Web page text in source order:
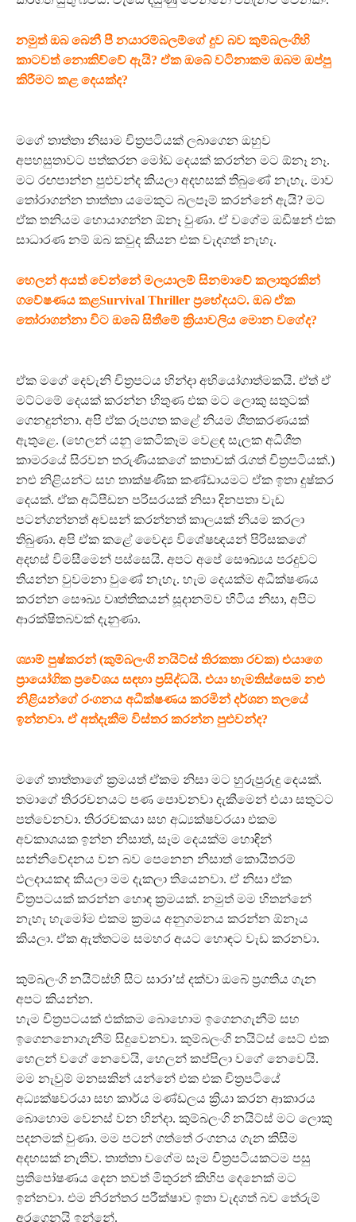
නමුත් ඔබ බෙනී පී නයාරම්බලම්ගේ දුව බව කුම්බලංගිහි
කාටවත් නොකිව්වේ ඇයි? ඒක ඔබේ වටිනාකම ඔබම ඔප්පු
කිරීමට කළ දෙයක්ද?
මගේ තාත්තා නිසාම චිත්‍රපටියක් ලබාගෙන ඔහුව
අපහසුතාවට පත්කරන මෝඩ දෙයක් කරන්න මට ඕනෑ නෑ.
මට රඟපාන්න පුළුවන්ද කියලා අදහසක් තිබුණේ නැහැ. මාව
තෝරාගන්න තාත්තා යමෙකුට බලපෑම් කරන්නේ ඇයි? මට
ඒක තනියම හොයාගන්න ඕනෑ වුණා. ඒ වගේම ඔඩිෂන් එක
සාධාරණ නම් ඔබ කවුද කියන එක වැදගත් නැහැ.
හෙලන් අයත් වෙන්නේ මලයාලම් සිනමාවේ කලාතුරකින්
ගවේෂණය කළSurvival Thriller ප්‍රභේදයට. ඔබ ඒක
තෝරාගන්නා විට ඔබේ සිතීමේ ක්‍රියාවලිය මොන වගේද?
ඒක මගේ දෙවැනි චිත්‍රපටය හින්දා අභියෝගාත්මකයි. ඒත් ඒ
මට්ටමේ දෙයක් කරන්න හිතුණ එක මට ලොකු සතුටක්
ගෙනදුන්නා. අපි ඒක රූපගත කළේ නියම ශීතකරණයක්
ඇතුළෙ. (හෙලන් යනු කෙටිකෑම වෙළඳ සැලක අධිශීත
කාමරයේ සිරවන තරුණියකගේ කතාවක් රැගත් චිත්‍රපටියක්.)
නළු නිළියන්ට සහ තාක්ෂණික කණ්ඩායමට ඒක ඉතා දුෂ්කර
දෙයක්. ඒක අධිපීඩන පරිසරයක් නිසා දිනපතා වැඩ
පටන්ගන්නත් අවසන් කරන්නත් කාලයක් නියම කරලා
තිබුණා. අපි ඒක කළේ වෛද්‍ය විශේෂඥයන් පිරිසකගේ
අදහස් විමසීමෙන් පස්සෙයි. අපට අපේ සෞඛ්‍යය පරදුවට
තියන්න වුවමනා වුණේ නැහැ. හැම දෙයක්ම අධීක්ෂණය
කරන්න සෞඛ්‍ය වෘත්තිකයන් සූදානම්ව හිටිය නිසා, අපිට
ආරක්ෂිතබවක් දැනුණා.
ශ්‍යාම් පුෂ්කරන් (කුම්බලංගි නයිට්ස් තිරකතා රචක) එයාගෙ
ප්‍රායෝගික ප්‍රවේශය සඳහා ප්‍රසිද්ධයි. එයා හැමතිස්සෙම නළු
නිළියන්ගේ රංගනය අධීක්ෂණය කරමින් දර්ශන තලයේ
ඉන්නවා. ඒ අත්දැකීම විස්තර කරන්න පුළුවන්ද?
මගේ තාත්තාගේ ක්‍රමයත් ඒකම නිසා මට හුරුපුරුදු දෙයක්.
තමාගේ තිරරචනයට පණ පොවනවා දැකීමෙන් එයා සතුටට
පත්වෙනවා. තිරරචකයා සහ අධ්‍යක්ෂවරයා එකම
අවකාශයක ඉන්න නිසාත්, සෑම දෙයක්ම හොඳින්
සන්නිවේදනය වන බව පෙනෙන නිසාත් කොයිතරම්
ඵලදායකද කියලා මම දැකලා තියෙනවා. ඒ නිසා ඒක
චිත්‍රපටයක් කරන්න හොඳ ක්‍රමයක්. නමුත් මම හිතන්නේ
නැහැ හැමෝම එකම ක්‍රමය අනුගමනය කරන්න ඕනෑය
කියලා. ඒක ඇත්තටම සමහර අයට හොඳට වැඩ කරනවා.
කුම්බලංගි නයිට්ස්හි සිට සාරා’ස් දක්වා ඔබේ ප්‍රගතිය ගැන
අපට කියන්න.
හැම චිත්‍රපටයක් එක්කම බොහොම ඉගෙනගැනීම් සහ
ඉගෙනනොගැනීම් සිදුවෙනවා. කුම්බලංගි නයිට්ස් සෙට් එක
හෙලන් වගේ නෙවෙයි, හෙලන් කප්පිලා වගේ නෙවෙයි.
මම නැවුම් මනසකින් යන්නේ එක එක චිත්‍රපටියේ
අධ්‍යක්ෂවරයා සහ කාර්ය මණ්ඩලය ක්‍රියා කරන ආකාරය
බොහොම වෙනස් වන හින්දා. කුම්බලංගි නයිට්ස් මට ලොකු
පදනමක් වුණා. මම පටන් ගත්තේ රංගනය ගැන කිසිම
අදහසක් නැතිව. තාත්තා වගේම සෑම චිත්‍රපටියකටම පසු
ප්‍රතිපෝෂණය දෙන තවත් මිතුරන් කිහිප දෙනෙක් මට
ඉන්නවා. එම නිරන්තර පරීක්ෂාව ඉතා වැදගත් බව තේරුම්
අරගෙනයි ඉන්නේ.